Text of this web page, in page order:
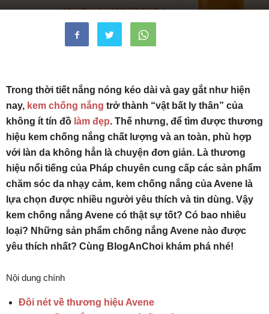
Trong thời tiết nắng nóng kéo dài và gay gắt như hiện
nay, kem chống nắng trở thành “vật bất ly thân” của
không ít tín đồ làm đẹp. Thế nhưng, để tìm được thương
hiệu kem chống nắng chất lượng và an toàn, phù hợp
với làn da không hẳn là chuyện đơn giản. Là thương
hiệu nổi tiếng của Pháp chuyên cung cấp các sản phẩm
chăm sóc da nhạy cảm, kem chống nắng của Avene là
lựa chọn được nhiều người yêu thích và tin dùng. Vậy
kem chống nắng Avene có thật sự tốt? Có bao nhiêu
loại? Những sản phẩm chống nắng Avene nào được
yêu thích nhất? Cùng BlogAnChoi khám phá nhé!
Nội dung chính
Đôi nét về thương hiệu Avene